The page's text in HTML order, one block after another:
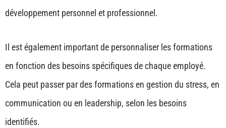
développement personnel et professionnel.
Il est également important de personnaliser les formations
en fonction des besoins spécifiques de chaque employé.
Cela peut passer par des formations en gestion du stress, en
communication ou en leadership, selon les besoins
identifiés.